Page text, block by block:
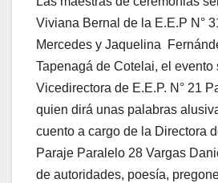
Viviana Bernal de la E.E.P N°
Mercedes y Jaquelina
Tapenagá de Cotelai, el evento
Vicedirectora de E.E.P. N° 21
quien dirá unas palabras
cuento a cargo de la Directora
Paraje Paralelo 28 Vargas
de autoridades, poesía,